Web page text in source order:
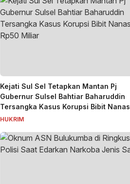
Kejati Sul Sel Tetapkan Mantan Pj
Gubernur Sulsel Bahtiar Baharuddin
Tersangka Kasus Korupsi Bibit Nanas
Rp50 Miliar
HUKRIM